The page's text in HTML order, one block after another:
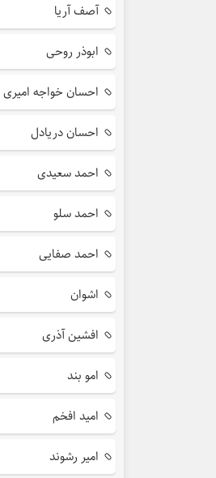
آصف آریا
ابوذر روحی
احسان خواجه امیری
احسان دریادل
احمد سعیدی
احمد سلو
احمد صفایی
اشوان
افشین آذری
امو بند
امید افخم
امیر رشوند